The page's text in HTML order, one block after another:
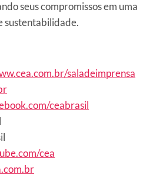
seus compromissos em uma
sustentabilidade.
saladeimprensa
ceabrasil
cea